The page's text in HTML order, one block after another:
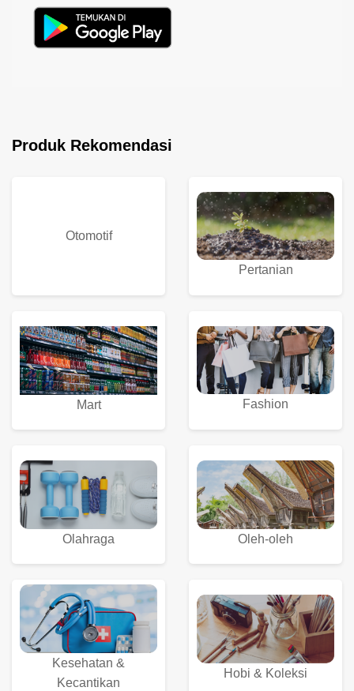
Produk Rekomendasi
Otomotif
Pertanian
Mart Fashion
Olahraga Oleh-oleh
Kesehatan &
Kecantikan
Hobi & Koleksi